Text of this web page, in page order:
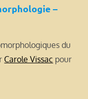
–
du
Carole Vissac pour